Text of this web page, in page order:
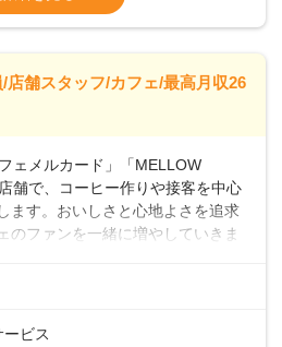
ルを考慮の上、決定します。
代および各種手当あり
し
西日本／月給26万7500円
(年3回)・店長職：年収410万円／
店舗スタッフ/カフェ/最高月収26
ェメルカード」「MELLOW
舗で、コーヒー作りや接客を中心
ます。おいしさと心地よさを追求
のファンを一緒に増やしていきま
レジ対応軽食メニューの調理店内
識から接客マナーまで、先輩スタ
ビス